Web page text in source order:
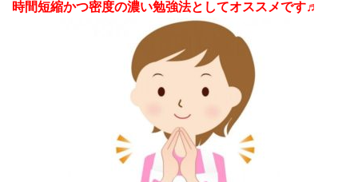
時間短縮かつ密度の濃い勉強法としてオススメです♬